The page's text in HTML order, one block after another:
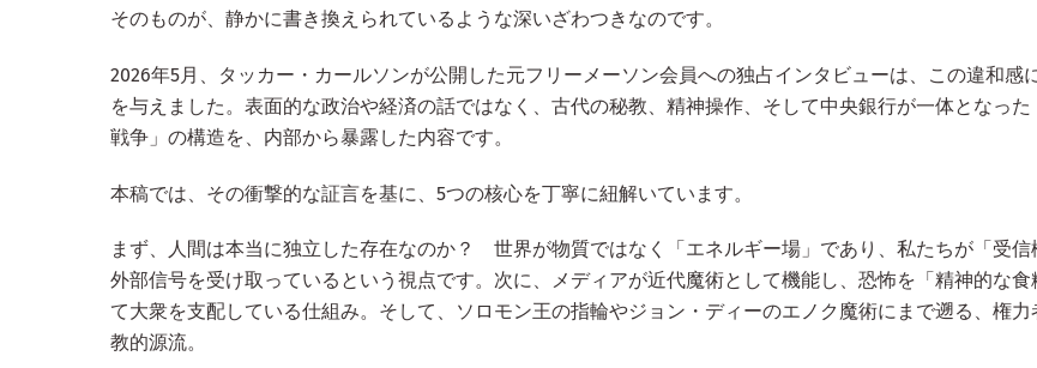
o
k
d
s
dI
n
t
m
er
n
そのものが、静かに書き換えられているような深いざわつきなのです。
2026年5月、タッカー・カールソンが公開した元フリーメーソン会員への独占インタビューは、この違和感
を与えました。表面的な政治や経済の話ではなく、古代の秘教、精神操作、そして中央銀行が一体となった
戦争」の構造を、内部から暴露した内容です。
本稿では、その衝撃的な証言を基に、5つの核心を丁寧に紐解いています。
まず、人間は本当に独立した存在なのか？ 世界が物質ではなく「エネルギー場」であり、私たちが「受信
外部信号を受け取っているという視点です。次に、メディアが近代魔術として機能し、恐怖を「精神的な食
て大衆を支配している仕組み。そして、ソロモン王の指輪やジョン・ディーのエノク魔術にまで遡る、権力
教的源流。